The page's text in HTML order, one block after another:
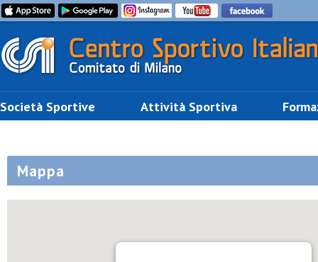
Società Sportive Attività Sportiva
Mappa